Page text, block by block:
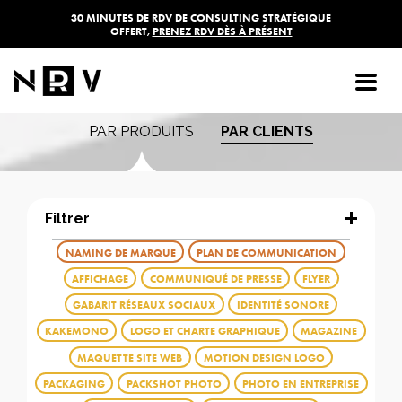
30 MINUTES DE RDV DE CONSULTING STRATÉGIQUE
OFFERT, PRENEZ RDV DÈS À PRÉSENT
Les réalisations de
l'agence NRV
PAR PRODUITS PAR CLIENTS
Filtrer
AFFICHAGE COMMUNIQUÉ DE PRESSE
FLYER
GABARIT RÉSEAUX SOCIAUX
IDENTITÉ SONORE
KAKEMONO
LOGO ET CHARTE GRAPHIQUE
MAGAZINE
MAQUETTE SITE WEB
MOTION DESIGN LOGO
NAMING DE MARQUE
PACKAGING PACKSHOT PHOTO
PHOTO EN ENTREPRISE
PLAN DE COMMUNICATION